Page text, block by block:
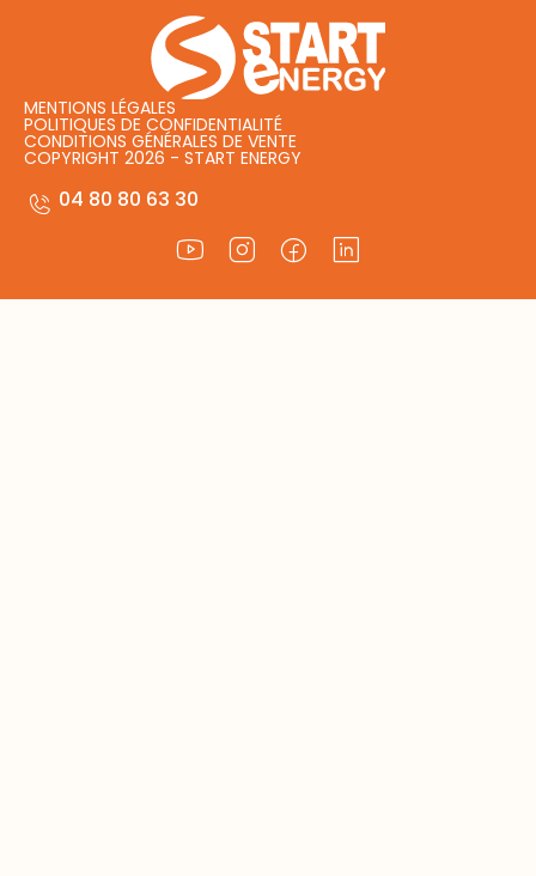
MENTIONS LÉGALES
POLITIQUES DE CONFIDENTIALITÉ
CONDITIONS GÉNÉRALES DE VENTE
COPYRIGHT 2026 - START ENERGY
04 80 80 63 30